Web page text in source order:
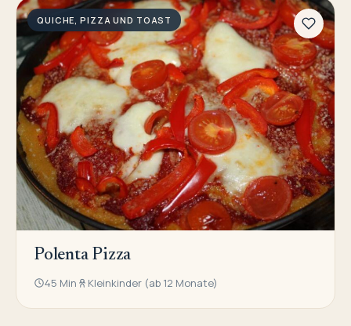
QUICHE, PIZZA UND TOAST
Polenta Pizza
45 Min Kleinkinder (ab 12 Monate)